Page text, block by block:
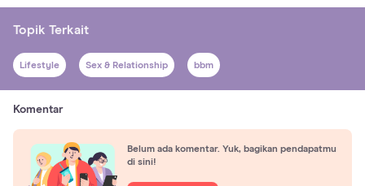
Topik Terkait
Lifestyle Sex & Relationship bbm
Komentar
Belum ada komentar. Yuk, bagikan pendapatmu
di sini!